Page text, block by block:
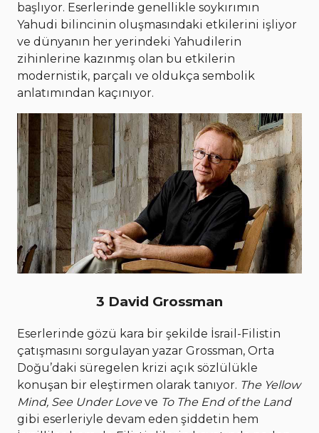
başlıyor. Eserlerinde genellikle soykırımın
Yahudi bilincinin oluşmasındaki etkilerini işliyor
ve dünyanın her yerindeki Yahudilerin
zihinlerine kazınmış olan bu etkilerin
modernistik, parçalı ve oldukça sembolik
anlatımından kaçınıyor.
3 David Grossman
Eserlerinde gözü kara bir şekilde İsrail-Filistin
çatışmasını sorgulayan yazar Grossman, Orta
Doğu’daki süregelen krizi açık sözlülükle
konuşan bir eleştirmen olarak tanıyor. The Yellow
Mind, See Under Loveve To The End of the Land
gibi eserleriyle devam eden şiddetin hem